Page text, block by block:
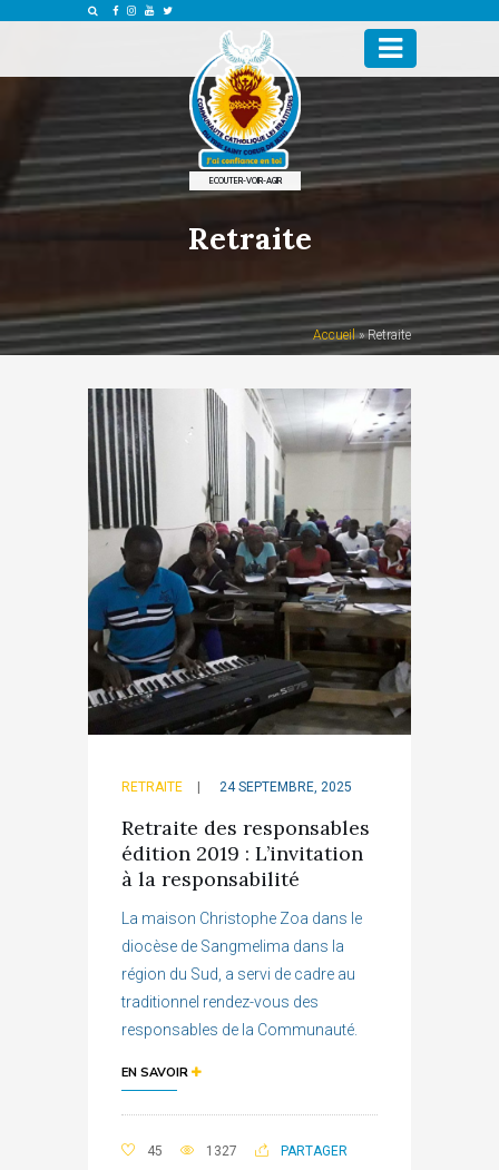
ECOUTER-VOIR-AGIR
Retraite
Accueil»Retraite
RETRAITE 24 SEPTEMBRE, 2025
Retraite des responsables
édition 2019 : L’invitation
à la responsabilité
La maison Christophe Zoa dans le
diocèse de Sangmelima dans la
région du Sud, a servi de cadre au
traditionnel rendez-vous des
responsables de la Communauté.
EN SAVOIR
45 1327 PARTAGER